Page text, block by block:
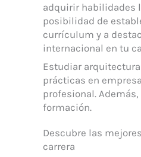
adquirir habilidades
posibilidad de
currículum y a
internacional en tu
Estudiar
prácticas en
profesional.
formación.
Descubre las
carrera